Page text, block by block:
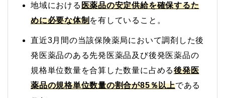
地域における医薬品の安定供給を確保するた
めに必要な体制を有していること。
直近3月間の当該保険薬局において調剤した後
発医薬品のある先発医薬品及び後発医薬品の
規格単位数量を合算した数量に占める後発医
薬品の規格単位数量の割合が85％以上である